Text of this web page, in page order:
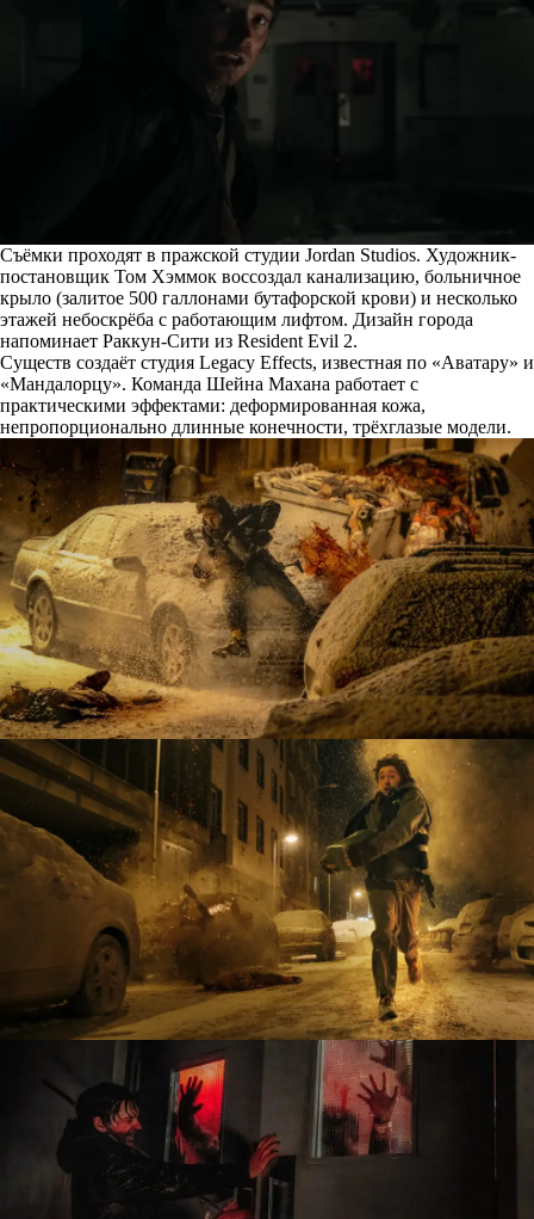
Съёмки проходят в пражской студии Jordan Studios. Художник-
постановщик Том Хэммок воссоздал канализацию, больничное
крыло (залитое 500 галлонами бутафорской крови) и несколько
этажей небоскрёба с работающим лифтом. Дизайн города
напоминает Раккун-Сити из Resident Evil 2.
Существ создаёт студия Legacy Effects, известная по «Аватару» и
«Мандалорцу». Команда Шейна Махана работает с
практическими эффектами: деформированная кожа,
непропорционально длинные конечности, трёхглазые модели.